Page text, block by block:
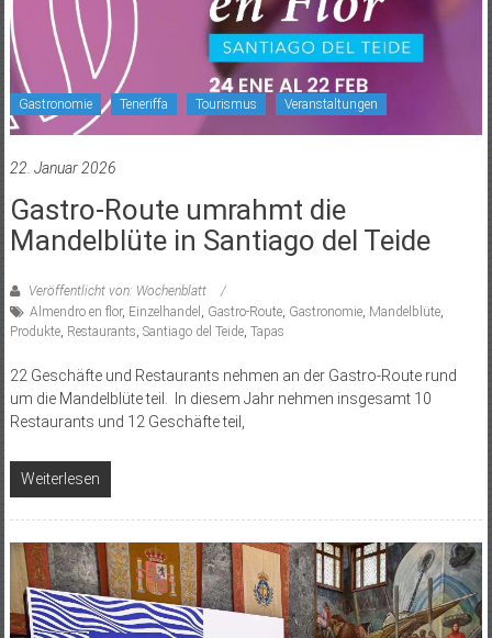
Gastronomie Teneriffa Tourismus Veranstaltungen
22. Januar 2026
Gastro-Route umrahmt die
Mandelblüte in Santiago del Teide
Veröffentlicht von: Wochenblatt
Almendro en flor, Einzelhandel , Gastro-Route, Gastronomie, Mandelblüte,
Produkte, Restaurants, Santiago del Teide, Tapas
22 Geschäfte und Restaurants nehmen an der Gastro-Route rund
um die Mandelblüte teil. In diesem Jahr nehmen insgesamt 10
Restaurants und 12 Geschäfte teil,
Weiterlesen